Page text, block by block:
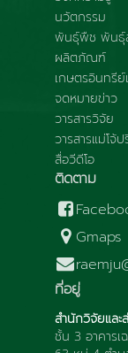
นวัตกรรม
พันธุ์พืช พันธุ์
ผลิตภัณฑ์
เกษตรอินทรีย์
จดหมายข่าว
วารสารวิจัย
วารสารแม่โจ้
สื่อวีดีโอ
ติดตาม
Gmaps
ที่อยู่
สำนักวิจัยและ
ชั้น 3 อาคารเ